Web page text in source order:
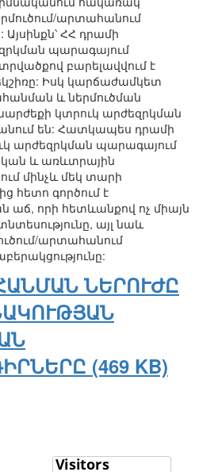
արտահանում
Այսինքն՝ ՀՀ դրամի
պարագայում
բարելավվում է
Իսկ կարճաժամկետ
և ներմուծման
կտրուկ արժեզրկման
են: Հատկապես դրամի
արժեզրկման պարագայում
և առևտրային
մինչև մեկ տարի
հետո գործում է
աճ, որի հետևանքով ոչ միայն
այլ նաև
արտահանում
ՆԵՐՈՒԺԸ
(469 KB)